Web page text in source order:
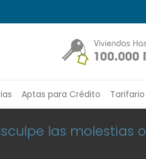
Aptas para Crédito
las molestias